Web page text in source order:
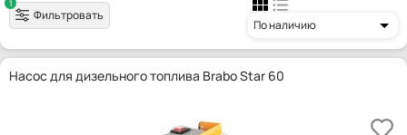
1
Фильтровать
По наличию
Насос для дизельного топлива Brabo Star 60